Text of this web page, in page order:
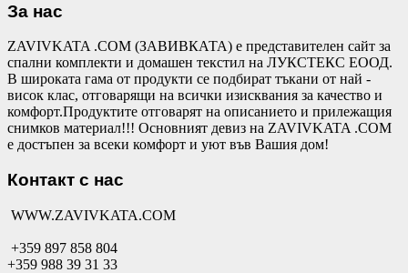
За нас
ZAVIVKATA .COM (ЗАВИВКАТА) е представителен сайт за
спални комплекти и домашен текстил на ЛУКСТЕКС ЕООД.
В широката гама от продукти се подбират тъкани от най -
висок клас, отговарящи на всички изисквания за качество и
комфорт.Продуктите отговарят на описанието и прилежащия
снимков материал!!! Основният девиз на ZAVIVKATA .COM
е достъпен за всеки комфорт и уют във Вашия дом!
Контакт с нас
WWW.ZAVIVKATA.COM
+359 897 858 804
+359 988 39 31 33